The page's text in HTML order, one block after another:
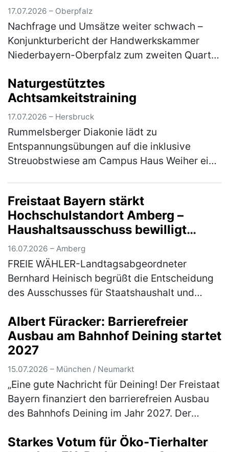
17.07.2026 – Oberpfalz
Nachfrage und Umsätze weiter schwach –
Konjunkturbericht der Handwerkskammer
Niederbayern-Oberpfalz zum zweiten Quartal
die konjunkturelle Entwicklung im zwei…
(mehr)
Naturgestütztes
Achtsamkeitstraining
17.07.2026 – Hersbruck
Rummelsberger Diakonie lädt zu
Entspannungsübungen auf die inklusive
Streuobstwiese am Campus Haus Weiher ein
22. Jul…(mehr)
Freistaat Bayern stärkt
Hochschulstandort Amberg –
Haushaltsausschuss bewilligt
Nachtrag für Brandschutz- und
Sanierungsmaßnahmen
16.07.2026 – Amberg
FREIE WÄHLER-Landtagsabgeordneter
Bernhard Heinisch begrüßt die Entscheidung
des Ausschusses für Staatshaushalt und
3. Nachtrag für die baulichen Brandschutz…
(mehr)
Albert Füracker: Barrierefreier
Ausbau am Bahnhof Deining startet
2027
15.07.2026 – München / Neumarkt
„Eine gute Nachricht für Deining! Der Freistaat
Bayern finanziert den barrierefreien Ausbau
des Bahnhofs Deining im Jahr 2027. Der
Bernreiter, MdL, hat mir mitget…(mehr)
Starkes Votum für Öko-Tierhalter